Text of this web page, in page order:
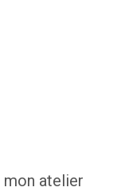
mon atelier